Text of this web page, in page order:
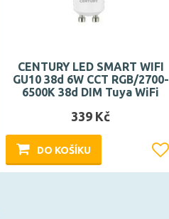
CENTURY LED SMART WIFI
GU10 38d 6W CCT RGB/2700-
6500K 38d DIM Tuya WiFi
339 Kč
DO KOŠÍKU